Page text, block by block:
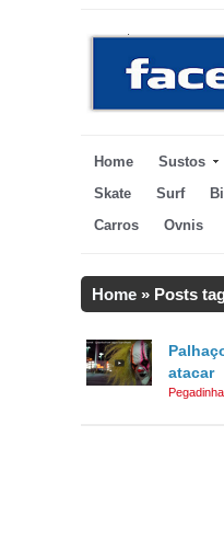
Home Sustos
Skate
Surf
Carros
Ovnis
Home » Posts
atacar